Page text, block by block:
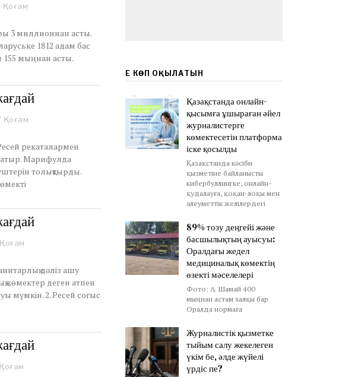
Қоғам
3 миллионнан асты.
1812 адам бас
155 мыңнан асты.
Қоғам
рекаталармен
Марифулда
толықтырды.
Қоғам
дәліз ашу
көмектер деген атпен
мүмкін. 2. Ресей соғыс
Қоғам
ЕҢ КӨП ОҚЫЛАТЫН
Қазақстанда онлайн-
қысымға ұшыраған әйел
журналистерге
көмектесетін платформа
іске қосылды
Қазақстанда кәсіби
қызметіне байланысты
кибербуллингке, онлайн-
қудалауға, қоқан-лоқы мен
әлеуметтік желілердегі
89% тозу деңгейі және
басшылықтың ауысуы:
Оралдағы жедел
медициналық көмектің
өзекті мәселелері
Фото: А. Шамай 400
мыңнан астам халқы бар
Оралда нормаға
Журналистік қызметке
тыйым салу жекелеген
үкім бе, әлде жүйелі
үрдіс пе?